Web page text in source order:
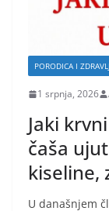
PORODICA I
1 srpnja, 2026
Jaki
čaša
kiseline,
U današnjem